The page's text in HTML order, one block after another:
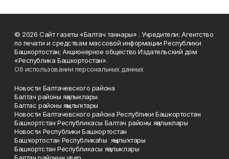
© 2026 Сайт газеты «Балтач таннары» . Учредители: Агентство
по печати и средствам массовой информации Республики
Башкортостан; Акционерное общество Издательский дом
«Республика Башкортостан».
Об использовании персональных данных
Новости Балтачевского района
Балтач районы яңалыклары
Балтас районы яңылыҡтары
Новости Балтачевского района Республики Башкортостан
Башкортстан Республикасы Балтач районы яңалыклары
Новости Республики Башкортостан
Башҡортостан Республикаһы яңылыҡтары
Башкортстан Республикасы яңалыклары